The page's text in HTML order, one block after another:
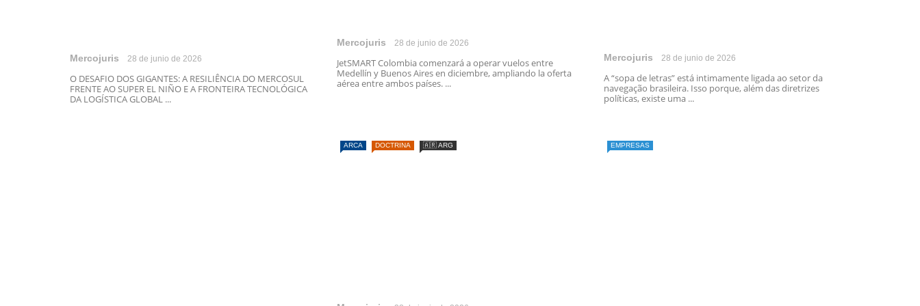
Mercojuris 28 de junio de 2026
O DESAFIO DOS GIGANTES: A RESILIÊNCIA DO MERCOSUL
FRENTE AO SUPER EL NIÑO E A FRONTEIRA TECNOLÓGICA
DA LOGÍSTICA GLOBAL ...
Mercojuris 28 de junio de 2026
JetSMART Colombia comenzará a operar vuelos entre
Medellín y Buenos Aires en diciembre, ampliando la oferta
aérea entre ambos países. ...
Mercojuris 28 de junio de 2026
A “sopa de letras” está intimamente ligada ao setor da
navegação brasileira. Isso porque, além das diretrizes
políticas, existe uma ...
ARCA DOCTRINA 🇦🇷 ARG EMPRESAS